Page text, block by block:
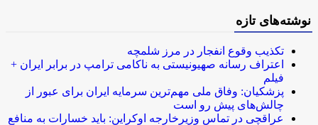
نوشته‌های تازه
تکذیب وقوع انفجار در مرز شلمچه
اعتراف رسانه صهیونیستی به ناکامی ترامپ در برابر ایران +
فیلم
پزشکیان: وفاق ملی مهم‌ترین سرمایه ایران برای عبور از
چالش‌های پیش رو است
عراقچی در تماس وزیرخارجه اوکراین: باید خسارات به منافع